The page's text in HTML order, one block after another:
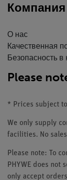
Компания
О нас
Качественная
Безопасность в
Please
* Prices subject to
We only supply
facilities. No
Please note: To
PHYWE does not
only accept